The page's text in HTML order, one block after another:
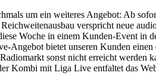
um ein weiteres Angebot: Ab
verspricht neue
Woche in einem Kunden-Event
bietet unseren Kunden
sonst nicht erreicht werden
Kombi mit Liga Live entfaltet das